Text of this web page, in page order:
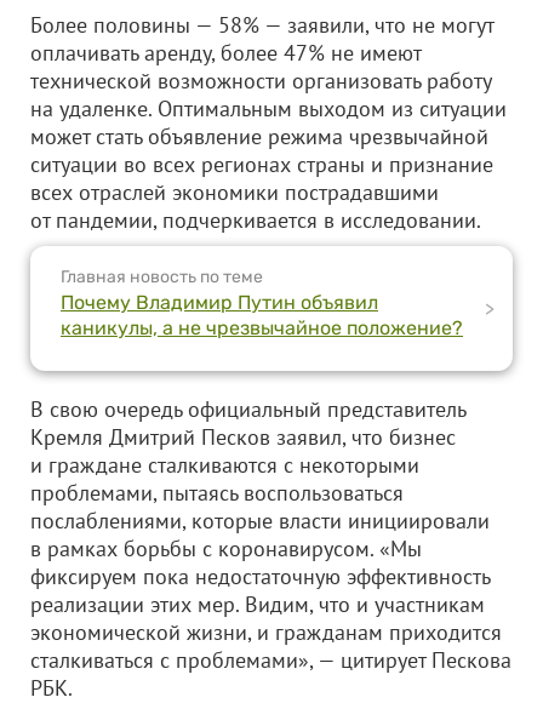
Более половины — 58% — заявили, что не могут
оплачивать аренду, более 47% не имеют
технической возможности организовать работу
на удаленке. Оптимальным выходом из ситуации
может стать объявление режима чрезвычайной
ситуации во всех регионах страны и признание
всех отраслей экономики пострадавшими
от пандемии, подчеркивается в исследовании.
Главная новость по теме
Почему Владимир Путин объявил
каникулы, а не чрезвычайное положение?
>
В свою очередь официальный представитель
Кремля Дмитрий Песков заявил, что бизнес
и граждане сталкиваются с некоторыми
проблемами, пытаясь воспользоваться
послаблениями, которые власти инициировали
в рамках борьбы с коронавирусом. «Мы
фиксируем пока недостаточную эффективность
реализации этих мер. Видим, что и участникам
экономической жизни, и гражданам приходится
сталкиваться с проблемами», — цитирует Пескова
РБК.